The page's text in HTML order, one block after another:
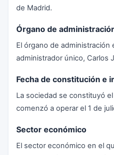
de Madrid.
Órgano de
El órgano de
administrador único, Carlos
Fecha de constitución e
La sociedad se constituyó
comenzó a operar el 1 de
Sector económico
El sector económico en el